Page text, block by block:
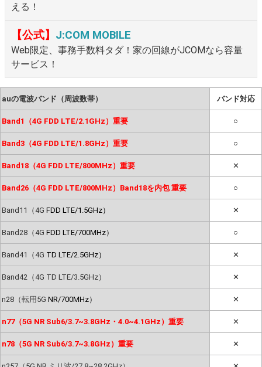
える！
【公式】 J:COM MOBILE
Web限定、事務手数料タダ！家の回線がJCOMなら容量
サービス！
auの電波バンド（周波数帯） バンド対応
Band1（4G FDD LTE/2.1GHz）重要 ○
Band3（4G FDD LTE/1.8GHz）重要 ○
Band18（4G FDD LTE/800MHz）重要 ✕
Band26（4G FDD LTE/800MHz）Band18を内包 重要 ○
Band11（4G FDD LTE/1.5GHz） ✕
Band28（4G FDD LTE/700MHz） ○
Band41（4G TD LTE/2.5GHz） ✕
Band42（4G TD LTE/3.5GHz） ✕
n28（転用5G NR/700MHz） ✕
n77（5G NR Sub6/3.7~3.8GHz・4.0~4.1GHz）重要 ✕
n78（5G NR Sub6/3.7~3.8GHz）重要 ✕